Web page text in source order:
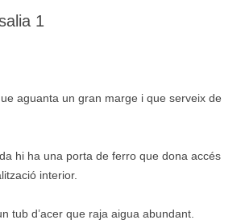
1
aguanta un gran marge i que serveix de
hi ha una porta de ferro que dona accés
interior.
tub d’acer que raja aigua abundant.